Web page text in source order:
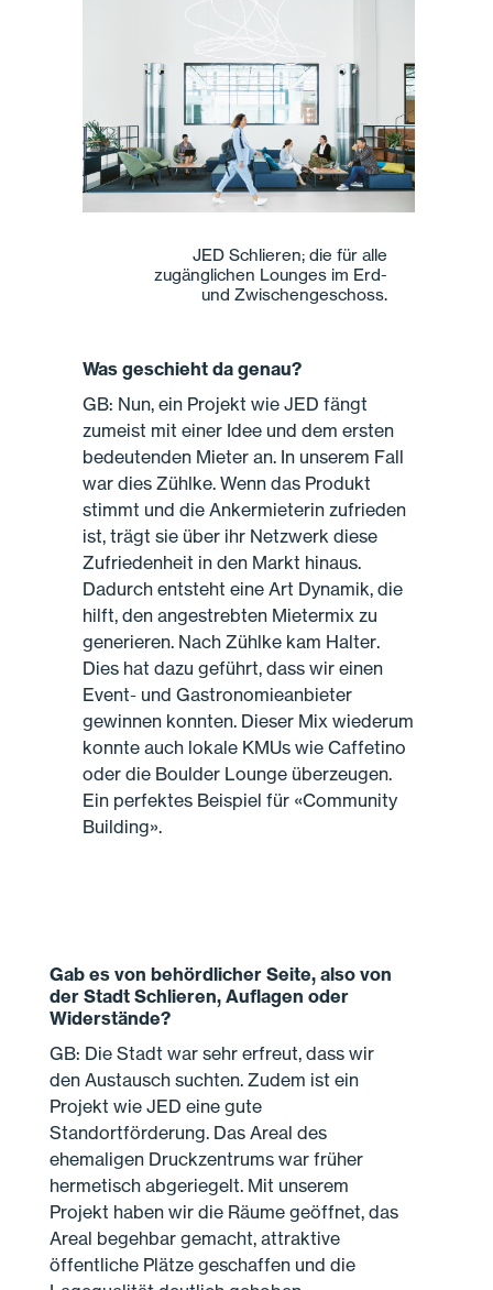
JED Schlieren; die für alle
zugänglichen Lounges im Erd-
und Zwischengeschoss.
Was geschieht da genau?
GB: Nun, ein Projekt wie JED fängt
zumeist mit einer Idee und dem ersten
bedeutenden Mieter an. In unserem Fall
war dies Zühlke. Wenn das Produkt
stimmt und die Ankermieterin zufrieden
ist, trägt sie über ihr Netzwerk diese
Zufriedenheit in den Markt hinaus.
Dadurch entsteht eine Art Dynamik, die
hilft, den angestrebten Mietermix zu
generieren. Nach Zühlke kam Halter.
Dies hat dazu geführt, dass wir einen
Event- und Gastronomieanbieter
gewinnen konnten. Dieser Mix wiederum
konnte auch lokale KMUs wie Caffetino
oder die Boulder Lounge überzeugen.
Ein perfektes Beispiel für «Community
Building».
Gab es von behördlicher Seite, also von
der Stadt Schlieren, Auflagen oder
Widerstände?
GB: Die Stadt war sehr erfreut, dass wir
den Austausch suchten. Zudem ist ein
Projekt wie JED eine gute
Standortförderung. Das Areal des
ehemaligen Druckzentrums war früher
hermetisch abgeriegelt. Mit unserem
Projekt haben wir die Räume geöffnet, das
Areal begehbar gemacht, attraktive
öffentliche Plätze geschaffen und die